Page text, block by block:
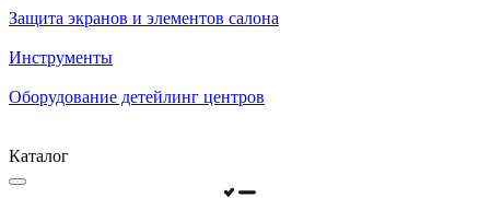
Защита экранов и элементов салона
Инструменты
Оборудование детейлинг центров
Каталог